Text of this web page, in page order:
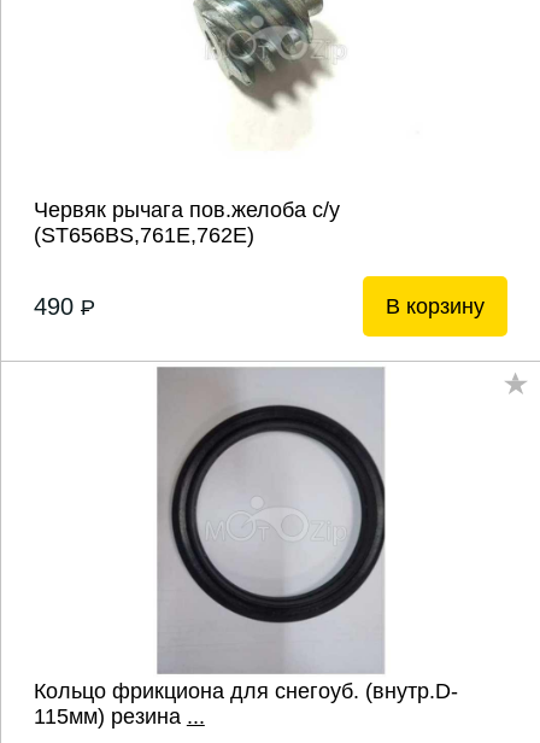
Червяк рычага пов.желоба с/у
(SТ656BS,761Е,762Е)
490 P В корзину
Кольцо фрикциона для снегоуб. (внутр.D-
115мм) резина ...